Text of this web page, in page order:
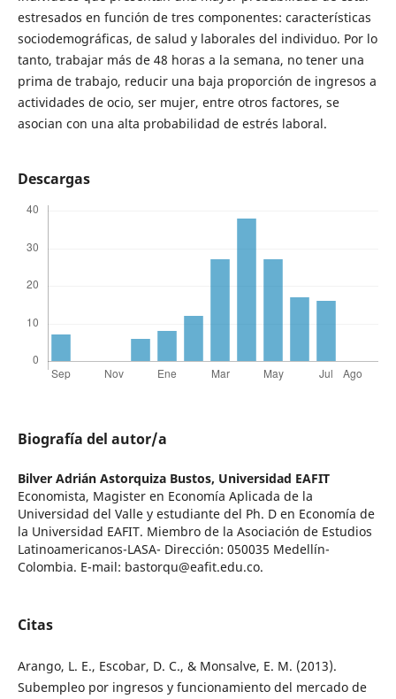
estresados en función de tres componentes: características
sociodemográficas, de salud y laborales del individuo. Por lo
tanto, trabajar más de 48 horas a la semana, no tener una
prima de trabajo, reducir una baja proporción de ingresos a
actividades de ocio, ser mujer, entre otros factores, se
asocian con una alta probabilidad de estrés laboral.
Descargas
Biografía del autor/a
Bilver Adrián Astorquiza Bustos, Universidad EAFIT
Economista, Magister en Economía Aplicada de la
Universidad del Valle y estudiante del Ph. D en Economía de
la Universidad EAFIT. Miembro de la Asociación de Estudios
Latinoamericanos-LASA- Dirección: 050035 Medellín-
Colombia. E-mail: bastorqu@eafit.edu.co.
Citas
Arango, L. E., Escobar, D. C., & Monsalve, E. M. (2013).
Subempleo por ingresos y funcionamiento del mercado de